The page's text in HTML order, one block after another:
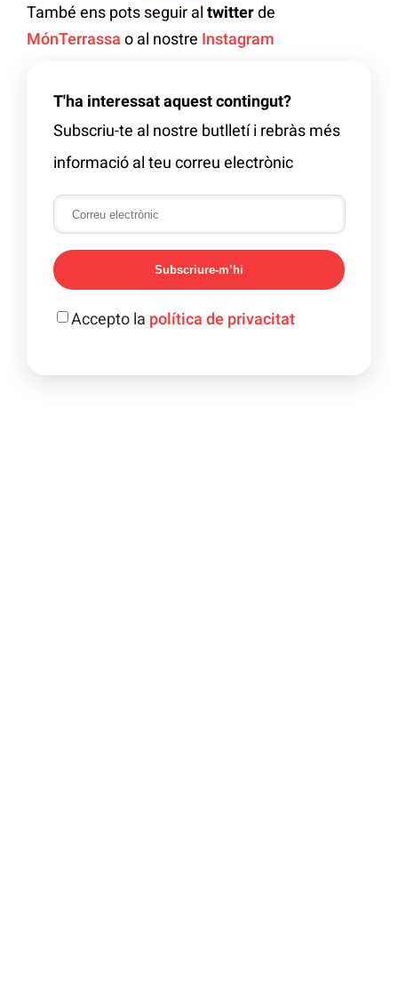
També ens pots seguir al twitterde
MónTerrassa o al nostre Instagram
T'ha interessat aquest contingut?
Subscriu-te al nostre butlletí i rebràs més
informació al teu correu electrònic
Subscriure-m’hi
Accepto la política de privacitat